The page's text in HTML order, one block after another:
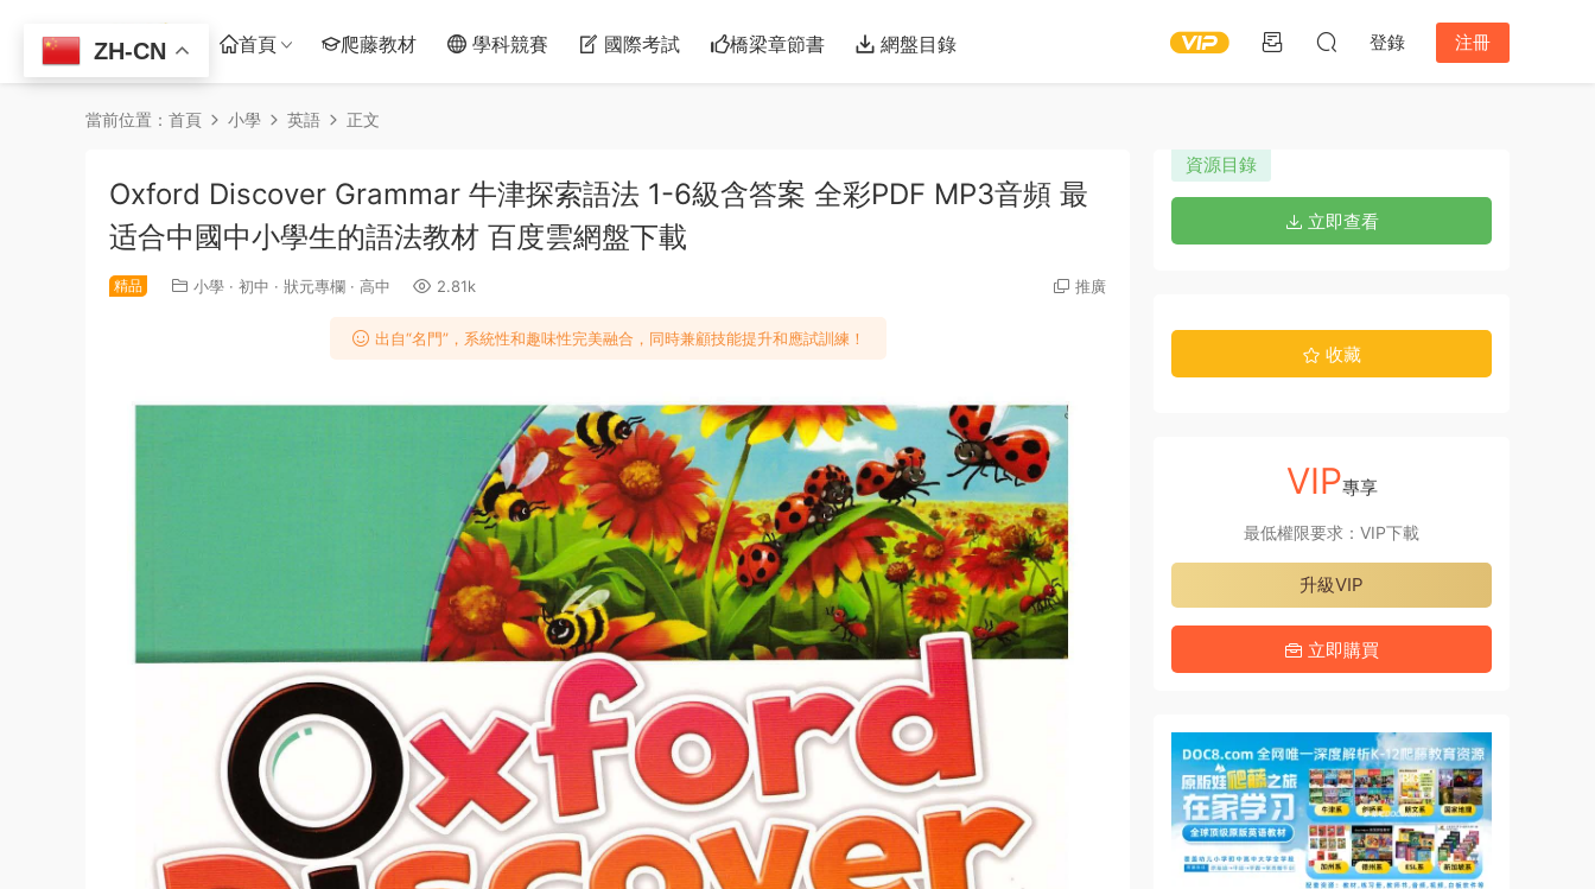
首頁 爬藤教材 學科競賽 國際考試 橋梁章節書 網盤目錄 登錄 注冊
當前位置： 首頁 小學 英語 正文
Oxford Discover Grammar 牛津探索語法 1-6級含答案 全彩PDF MP3音頻 最
适合中國中小學生的語法教材 百度雲網盤下載
精品 小學 · 初中 · 狀元專欄 · 高中 2.81k 推廣
出自“名門”，系統性和趣味性完美融合，同時兼顧技能提升和應試訓練！
資源目錄
立即查看
收藏
VIP專享
最低權限要求：VIP下載
升級VIP
立即購買
ZH-CN